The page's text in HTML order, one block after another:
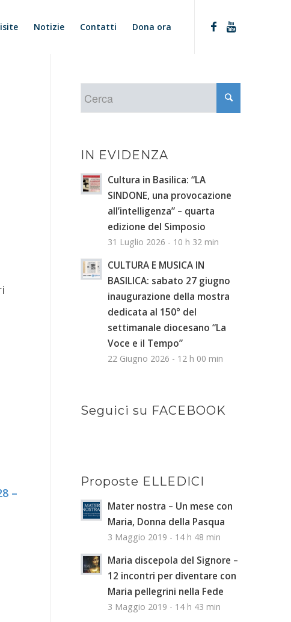
Notizie Contatti Dona ora
–
IN EVIDENZA
Cultura in Basilica: “LA
SINDONE, una provocazione
all’intelligenza” – quarta
edizione del Simposio
31 Luglio 2026 - 10 h 32 min
CULTURA E MUSICA IN
BASILICA: sabato 27 giugno
inaugurazione della mostra
dedicata al 150° del
settimanale diocesano “La
Voce e il Tempo”
22 Giugno 2026 - 12 h 00 min
Seguici su FACEBOOK
Proposte ELLEDICI
Mater nostra – Un mese con
Maria, Donna della Pasqua
3 Maggio 2019 - 14 h 48 min
Maria discepola del Signore –
12 incontri per diventare con
Maria pellegrini nella Fede
3 Maggio 2019 - 14 h 43 min